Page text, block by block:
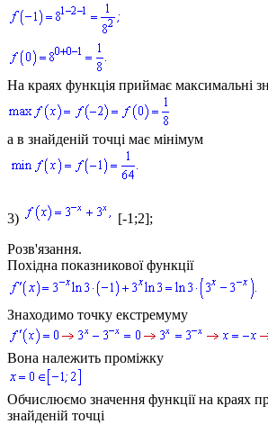
На краях функція приймає максимальні
а в знайденій точці має мінімум
3)
[-1;2];
Розв'язання.
Похідна показникової функції
Знаходимо точку екстремуму
Вона належить проміжку
Обчислюємо значення функції на краях
знайденій точці